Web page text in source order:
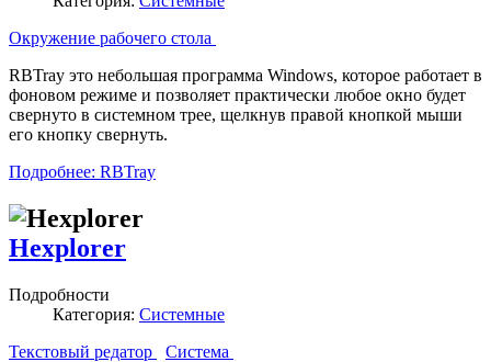
Окружение рабочего стола
RBTray это небольшая программа Windows, которое работает в
фоновом режиме и позволяет практически любое окно будет
свернуто в системном трее, щелкнув правой кнопкой мыши
его кнопку свернуть.
Подробнее: RBTray
Hexplorer
Подробности
Категория: Системные
Текстовый редатор
Система